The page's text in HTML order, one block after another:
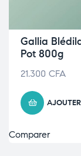
Gallia
Pot 800g
21.300 CFA
Comparer